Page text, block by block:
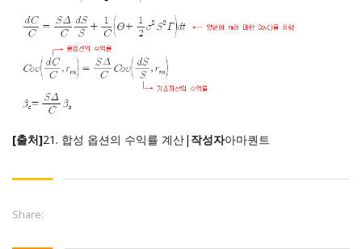
[출처]21. 합성 옵션의 수익률 계산| 작성자아마퀀트
Share: